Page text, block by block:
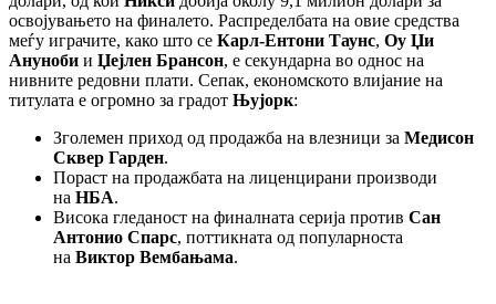
освојувањето на финалето. Распределбата на овие средства
меѓу играчите, како што се Карл-Ентони Таунс, Оу Џи
Ануноби и Џејлен Брансон, е секундарна во однос на
нивните редовни плати. Сепак, економското влијание на
титулата е огромно за градот Њујорк:
Зголемен приход од продажба на влезници за Медисон
Сквер Гарден.
Пораст на продажбата на лиценцирани производи
на НБА.
Висока гледаност на финалната серија против Сан
Антонио Спарс, поттикната од популарноста
на Виктор Вембањама.